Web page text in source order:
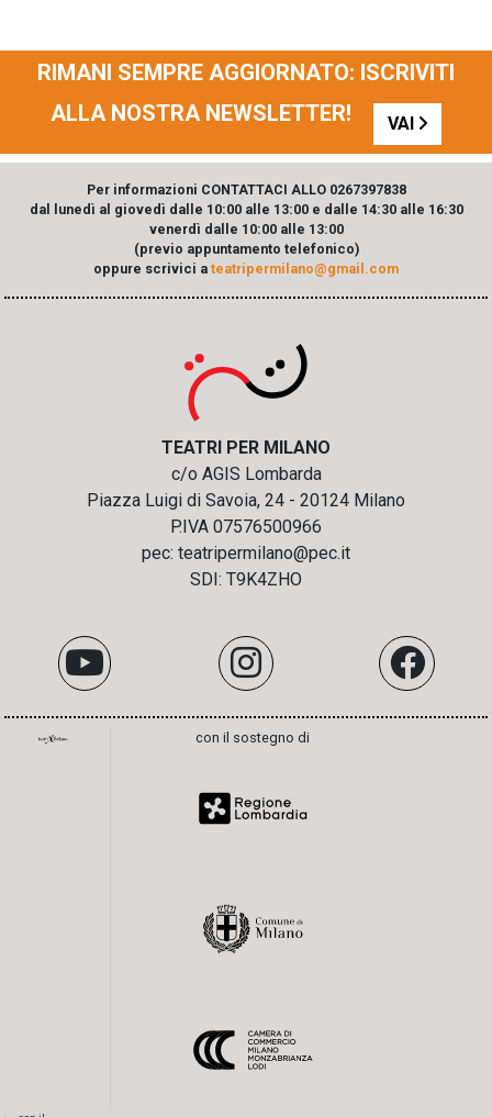
RIMANI SEMPRE AGGIORNATO: ISCRIVITI
ALLA NOSTRA NEWSLETTER!
VAI
Per informazioni CONTATTACI ALLO 0267397838
dal lunedì al giovedì dalle 10:00 alle 13:00 e dalle 14:30 alle 16:30
venerdì dalle 10:00 alle 13:00
(previo appuntamento telefonico)
oppure scrivici a teatripermilano@gmail.com
TEATRI PER MILANO
c/o AGIS Lombarda
Piazza Luigi di Savoia, 24 - 20124 Milano
P.IVA 07576500966
pec: teatripermilano@pec.it
SDI: T9K4ZHO
con il sostegno di